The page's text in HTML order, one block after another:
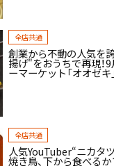
全店共通
創業から不動の人気を
揚げ"をおうちで再現！
ーマーケット「オオゼ
全店共通
人気YouTuber“ニカタ
焼き鳥、下から食べるか